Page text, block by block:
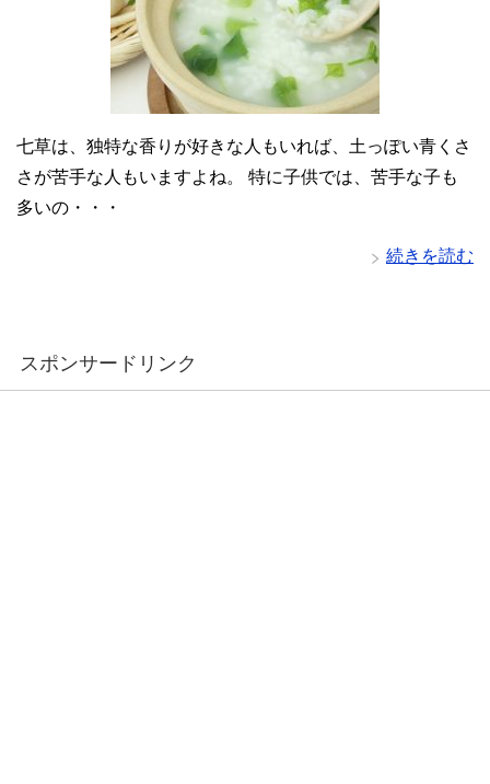
七草は、独特な香りが好きな人もいれば、土っぽい青くさ
さが苦手な人もいますよね。 特に子供では、苦手な子も
多いの・・・
続きを読む
スポンサードリンク